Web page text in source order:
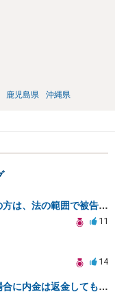
鹿児島県 沖縄県
民事訴訟の対応で依頼した弁護士の方は、法の範囲で被告の味方ではないのでしょうか？
11
14
結婚式会場が使用不可能となった場合に内金は返金してもらえますか？